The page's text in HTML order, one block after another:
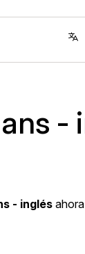
-
- inglés